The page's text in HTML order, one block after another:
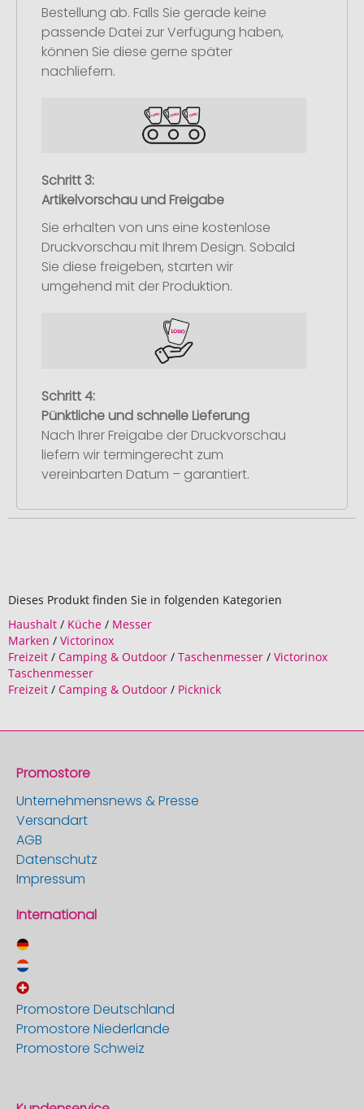
Bestellung ab. Falls Sie gerade keine
passende Datei zur Verfügung haben,
können Sie diese gerne später
nachliefern.
Schritt 3:
Artikelvorschau und Freigabe
Sie erhalten von uns eine kostenlose
Druckvorschau mit Ihrem Design. Sobald
Sie diese freigeben, starten wir
umgehend mit der Produktion.
Schritt 4:
Pünktliche und schnelle Lieferung
Nach Ihrer Freigabe der Druckvorschau
liefern wir termingerecht zum
vereinbarten Datum – garantiert.
Dieses Produkt finden Sie in folgenden Kategorien
Haushalt / Küche / Messer
Marken / Victorinox
Freizeit / Camping & Outdoor / Taschenmesser / Victorinox
Taschenmesser
Freizeit / Camping & Outdoor / Picknick
Promostore
Unternehmensnews & Presse
Versandart
AGB
Datenschutz
Impressum
International
Promostore Deutschland
Promostore Niederlande
Promostore Schweiz